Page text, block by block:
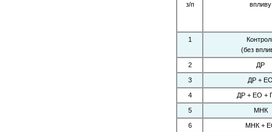
з/п
впливу
1
(без
2 ДР
3 ДР +
4 ДР + ЕО +
5 МНК
6 МНК +